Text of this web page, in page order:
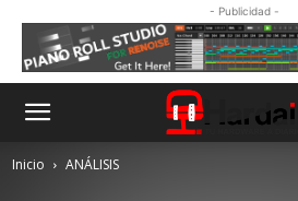
- Publicidad -
Inicio ANÁLISIS